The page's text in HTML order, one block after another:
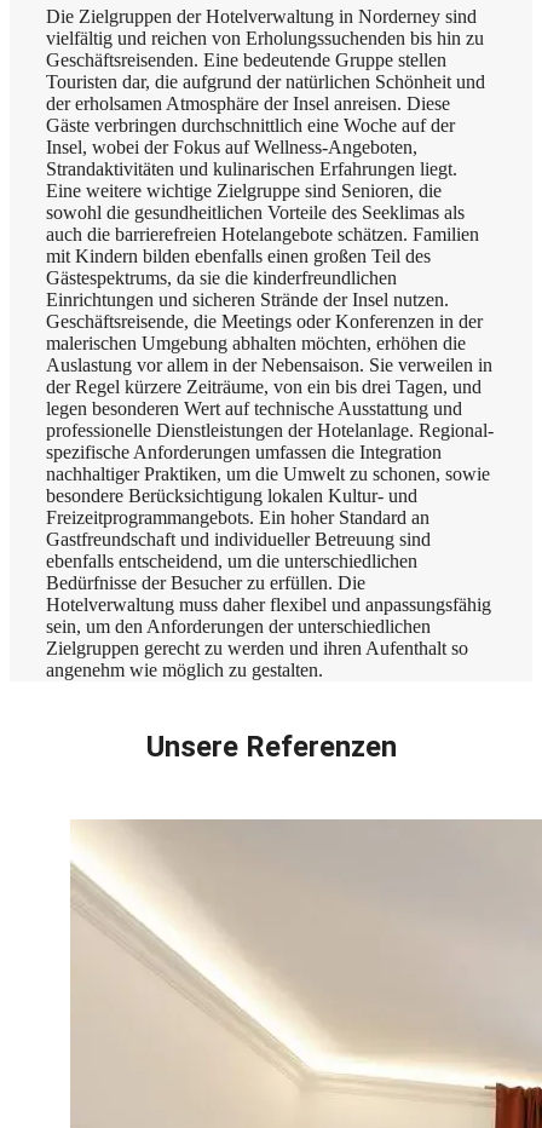
Die Zielgruppen der Hotelverwaltung in Norderney sind
vielfältig und reichen von Erholungssuchenden bis hin zu
Geschäftsreisenden. Eine bedeutende Gruppe stellen
Touristen dar, die aufgrund der natürlichen Schönheit und
der erholsamen Atmosphäre der Insel anreisen. Diese
Gäste verbringen durchschnittlich eine Woche auf der
Insel, wobei der Fokus auf Wellness-Angeboten,
Strandaktivitäten und kulinarischen Erfahrungen liegt.
Eine weitere wichtige Zielgruppe sind Senioren, die
sowohl die gesundheitlichen Vorteile des Seeklimas als
auch die barrierefreien Hotelangebote schätzen. Familien
mit Kindern bilden ebenfalls einen großen Teil des
Gästespektrums, da sie die kinderfreundlichen
Einrichtungen und sicheren Strände der Insel nutzen.
Geschäftsreisende, die Meetings oder Konferenzen in der
malerischen Umgebung abhalten möchten, erhöhen die
Auslastung vor allem in der Nebensaison. Sie verweilen in
der Regel kürzere Zeiträume, von ein bis drei Tagen, und
legen besonderen Wert auf technische Ausstattung und
professionelle Dienstleistungen der Hotelanlage. Regional-
spezifische Anforderungen umfassen die Integration
nachhaltiger Praktiken, um die Umwelt zu schonen, sowie
besondere Berücksichtigung lokalen Kultur- und
Freizeitprogrammangebots. Ein hoher Standard an
Gastfreundschaft und individueller Betreuung sind
ebenfalls entscheidend, um die unterschiedlichen
Bedürfnisse der Besucher zu erfüllen. Die
Hotelverwaltung muss daher flexibel und anpassungsfähig
sein, um den Anforderungen der unterschiedlichen
Zielgruppen gerecht zu werden und ihren Aufenthalt so
angenehm wie möglich zu gestalten.
Unsere Referenzen